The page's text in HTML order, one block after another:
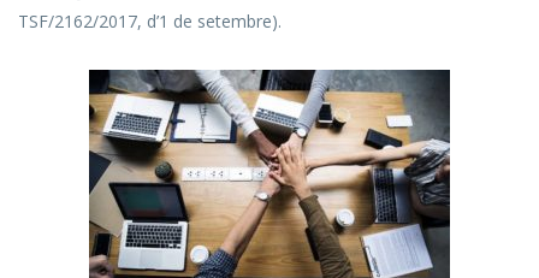
TSF/2162/2017, d’1 de setembre).